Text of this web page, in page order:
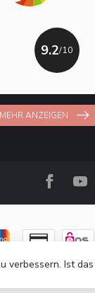
9.2/10
MEHR ANZEIGEN
© Copyright
verbessern. Ist